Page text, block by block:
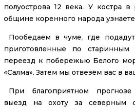
полуострова 12 века. У костра в
общине коренного народа
Пообедаем в чуме, где
приготовленные по
переезд к побережью Белого
«Салма». Затем мы отвезём вас в
При благоприятном прогнозе
выезд на охоту за северным